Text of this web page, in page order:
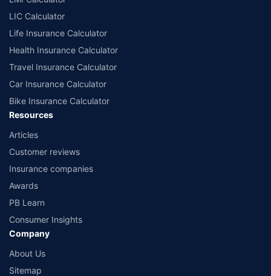
educational purpose only and is not meant for sale. Investment is subject to
advisor before planning your investments.
LIC Calculator
Life Insurance Calculator
Health Insurance Calculator
Travel Insurance Calculator
Car Insurance Calculator
Bike Insurance Calculator
Resources
Articles
Customer reviews
Insurance companies
Awards
PB Learn
Consumer Insights
Company
About Us
Sitemap